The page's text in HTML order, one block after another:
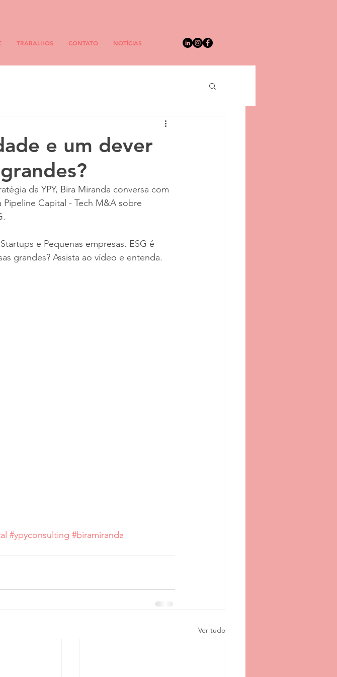
TRABALHOS CONTATO NOTÍCIAS
e um dever
da YPY, Bira Miranda conversa com
Pipeline Capital - Tech M&A sobre
e Pequenas empresas. ESG é
grandes? Assista ao vídeo e entenda.
#ypyconsulting #biramiranda
Ver tudo